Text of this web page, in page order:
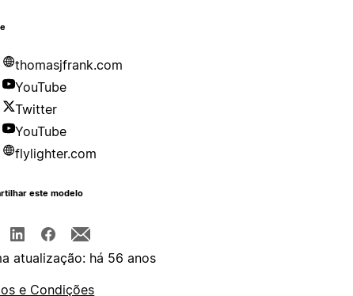
thomasjfrank.com
YouTube
Twitter
YouTube
flylighter.com
este modelo
atualização: há 56 anos
e Condições